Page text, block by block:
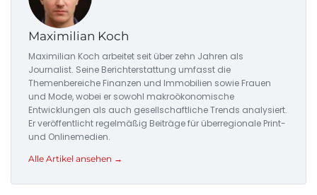
Maximilian Koch
Maximilian Koch arbeitet seit über zehn Jahren als
Journalist. Seine Berichterstattung umfasst die
Themenbereiche Finanzen und Immobilien sowie Frauen
und Mode, wobei er sowohl makroökonomische
Entwicklungen als auch gesellschaftliche Trends analysiert.
Er veröffentlicht regelmäßig Beiträge für überregionale Print-
und Onlinemedien.
Alle Artikel ansehen →